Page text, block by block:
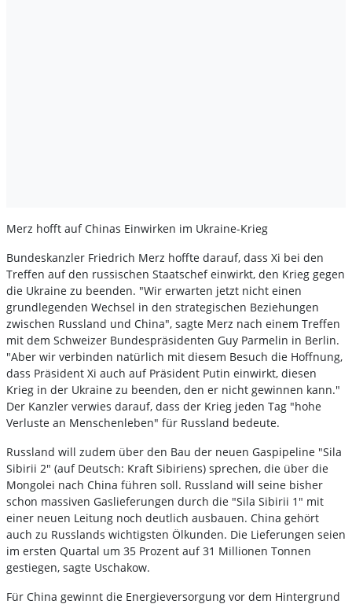
Merz hofft auf Chinas Einwirken im Ukraine-Krieg
Bundeskanzler Friedrich Merz hoffte darauf, dass Xi bei den
Treffen auf den russischen Staatschef einwirkt, den Krieg gegen
die Ukraine zu beenden. "Wir erwarten jetzt nicht einen
grundlegenden Wechsel in den strategischen Beziehungen
zwischen Russland und China", sagte Merz nach einem Treffen
mit dem Schweizer Bundespräsidenten Guy Parmelin in Berlin.
"Aber wir verbinden natürlich mit diesem Besuch die Hoffnung,
dass Präsident Xi auch auf Präsident Putin einwirkt, diesen
Krieg in der Ukraine zu beenden, den er nicht gewinnen kann."
Der Kanzler verwies darauf, dass der Krieg jeden Tag "hohe
Verluste an Menschenleben" für Russland bedeute.
Russland will zudem über den Bau der neuen Gaspipeline "Sila
Sibirii 2" (auf Deutsch: Kraft Sibiriens) sprechen, die über die
Mongolei nach China führen soll. Russland will seine bisher
schon massiven Gaslieferungen durch die "Sila Sibirii 1" mit
einer neuen Leitung noch deutlich ausbauen. China gehört
auch zu Russlands wichtigsten Ölkunden. Die Lieferungen seien
im ersten Quartal um 35 Prozent auf 31 Millionen Tonnen
gestiegen, sagte Uschakow.
Für China gewinnt die Energieversorgung vor dem Hintergrund